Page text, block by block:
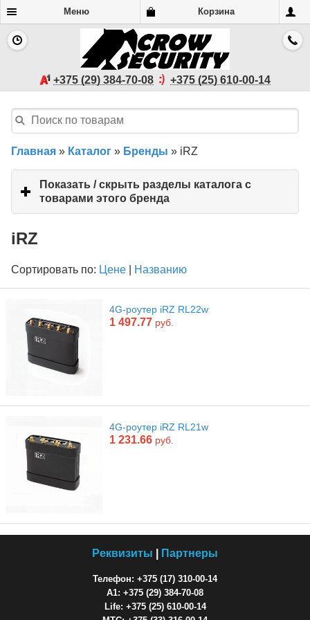
Меню Корзина
+375 (29) 384-70-08 +375 (25) 610-00-14
Главная » Каталог » Бренды » iRZ
Показать / скрыть разделы каталога с
товарами этого бренда
to
iRZ
Сортировать по: Цене Названию
4G-роутер iRZ RL22w
1 497.77 руб.
4G-роутер iRZ RL21w
1 231.66 руб.
Реквизиты Партнеры
Телефон: +375 (17) 310-00-14
A1: +375 (29) 384-70-08
Life: +375 (25) 610-00-14